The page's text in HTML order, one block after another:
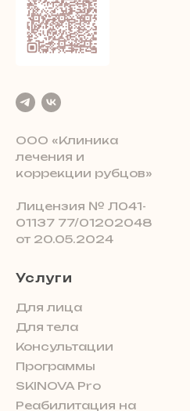
ООО «Клиника
лечения и
коррекции рубцов»
Лицензия № Л041-
01137 77/01202048
от 20.05.2024
Услуги
Для лица
Для тела
Консультации
Программы
SKINOVA Pro
Реабилитация на